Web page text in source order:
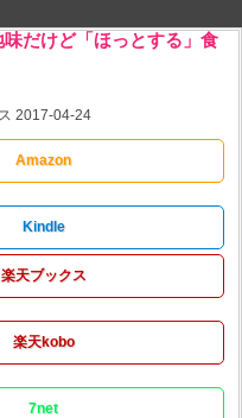
だけど「ほっとする」食
2017-04-24
Amazon
Kindle
楽天ブックス
楽天kobo
7net